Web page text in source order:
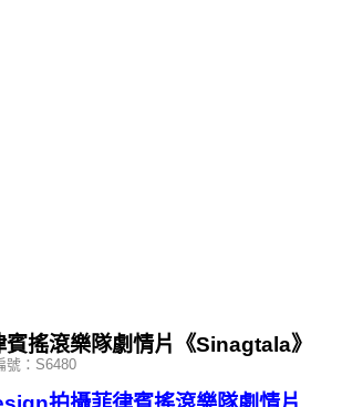
搖滾樂隊劇情片《Sinagtala》
號：S6480